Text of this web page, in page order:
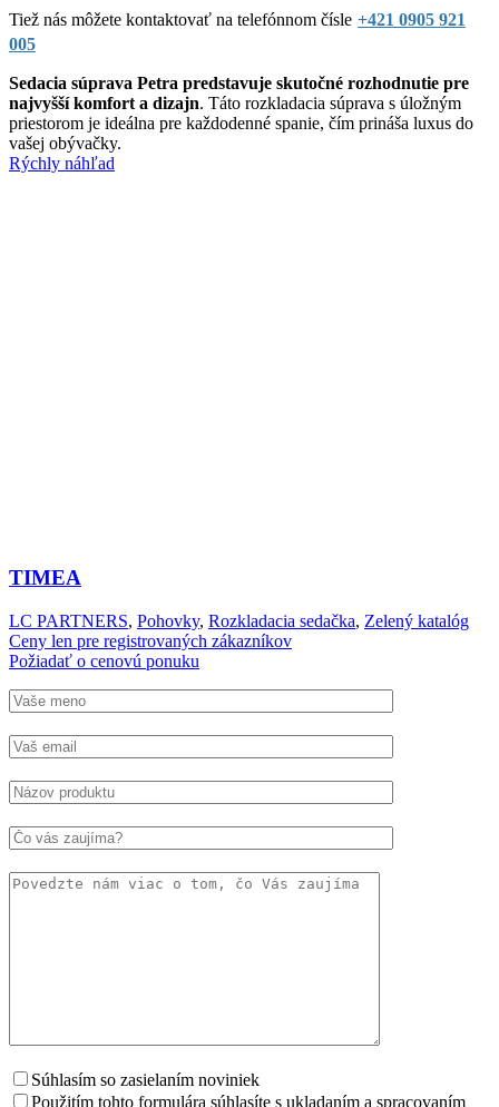
Tiež nás môžete kontaktovať na telefónnom čísle +421 0905 921
005
Sedacia súprava Petra predstavuje skutočné rozhodnutie pre
najvyšší komfort a dizajn. Táto rozkladacia súprava s úložným
priestorom je ideálna pre každodenné spanie, čím prináša luxus do
vašej obývačky.
Rýchly náhľad
TIMEA
LC PARTNERS, Pohovky, Rozkladacia sedačka, Zelený katalóg
Ceny len pre registrovaných zákazníkov
Požiadať o cenovú ponuku
Súhlasím so zasielaním noviniek
Použitím tohto formulára súhlasíte s ukladaním a spracovaním